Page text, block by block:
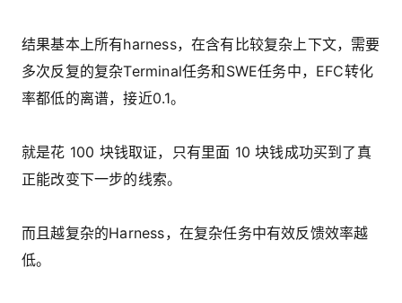
结果基本上所有harness，在含有比较复杂上下文，需要
多次反复的复杂Terminal任务和SWE任务中，EFC转化
率都低的离谱，接近0.1。
就是花 100 块钱取证，只有里面 10 块钱成功买到了真
正能改变下一步的线索。
而且越复杂的Harness，在复杂任务中有效反馈效率越
低。